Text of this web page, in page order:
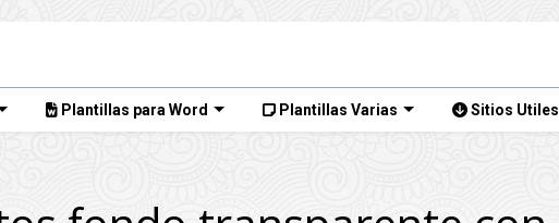
Plantillas para Word Plantillas Varias Sitios Utiles